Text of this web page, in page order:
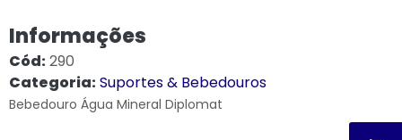
Informações
Cód:290
Categoria:Suportes & Bebedouros
Bebedouro Água Mineral Diplomat